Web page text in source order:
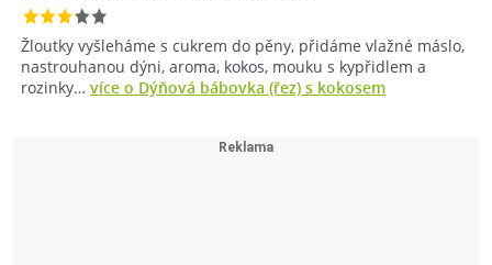
Žloutky vyšleháme s cukrem do pěny, přidáme vlažné máslo,
nastrouhanou dýni, aroma, kokos, mouku s kypřidlem a
rozinky… více o Dýňová bábovka (řez) s kokosem